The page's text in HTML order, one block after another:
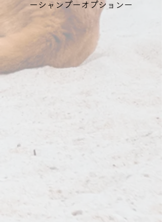
ーシャンプーオプションー